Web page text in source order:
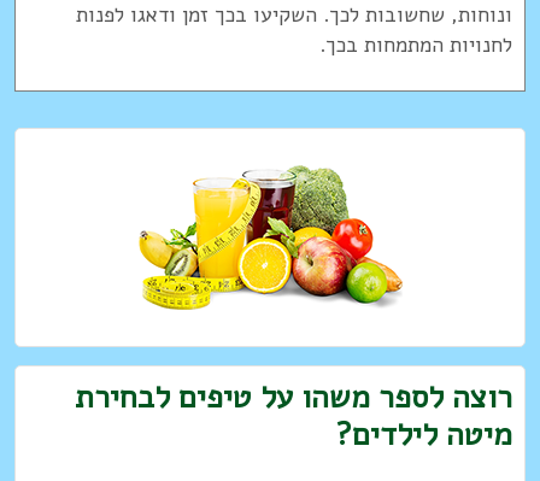
ונוחות, שחשובות לכך. השקיעו בכך זמן ודאגו לפנות
לחנויות המתמחות בכך.
רוצה לספר משהו על טיפים לבחירת
מיטה לילדים?